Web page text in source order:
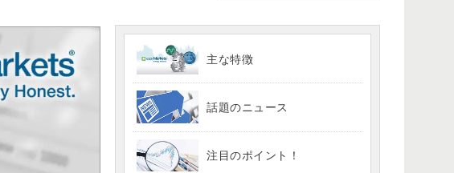
主な特徴
話題のニュース
注目のポイント！